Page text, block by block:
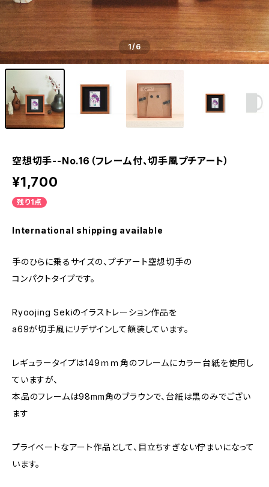
1/6
空想切手--No.16（フレーム付、切手風プチアート）
¥1,700
残り1点
International shipping available
手のひらに乗るサイズの、プチアート空想切手の
コンパクトタイプです。
Ryoojing Sekiのイラストレーション作品を
a69が切手風にリデザインして額装しています。
レギュラータイプは149ｍｍ角のフレームにカラー台紙を使用し
ていますが、
本品のフレームは98mm角のブラウンで、台紙は黒のみでござい
ます
プライベートなアート作品として、目立ちすぎない佇まいになって
います。